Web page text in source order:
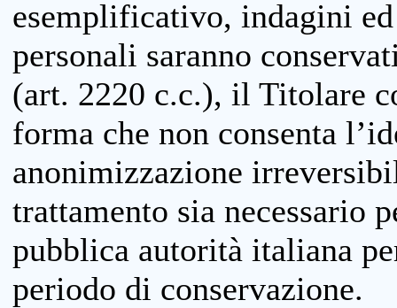
esemplificativo, indagini
personali saranno
(art. 2220 c.c.), il Titolare
forma che non consenta
anonimizzazione
trattamento sia necessario
pubblica autorità italiana
periodo di conservazione.